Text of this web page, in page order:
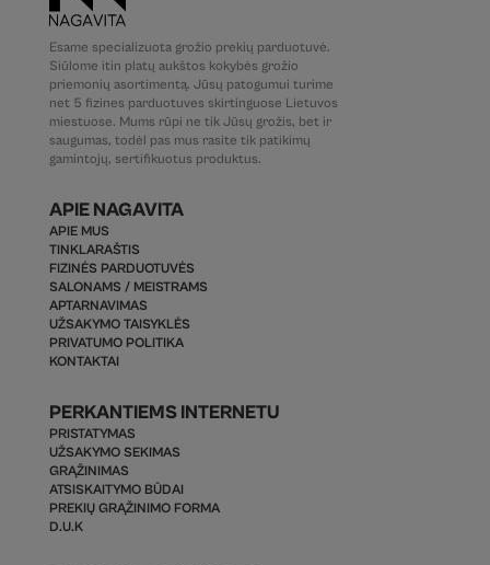
Esame specializuota grožio prekių parduotuvė.
Siūlome itin platų aukštos kokybės grožio
priemonių asortimentą. Jūsų patogumui turime
net 5 fizines parduotuves skirtinguose Lietuvos
miestuose. Mums rūpi ne tik Jūsų grožis, bet ir
saugumas, todėl pas mus rasite tik patikimų
gamintojų, sertifikuotus produktus.
APIE NAGAVITA
APIE MUS
TINKLARAŠTIS
FIZINĖS PARDUOTUVĖS
SALONAMS / MEISTRAMS
APTARNAVIMAS
UŽSAKYMO TAISYKLĖS
PRIVATUMO POLITIKA
KONTAKTAI
PERKANTIEMS INTERNETU
PRISTATYMAS
UŽSAKYMO SEKIMAS
GRĄŽINIMAS
ATSISKAITYMO BŪDAI
PREKIŲ GRĄŽINIMO FORMA
D.U.K